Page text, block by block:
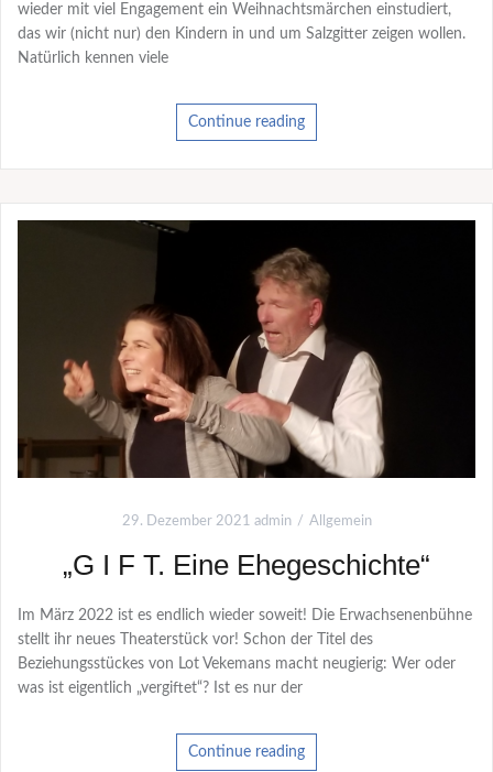
wieder mit viel Engagement ein Weihnachtsmärchen einstudiert,
das wir (nicht nur) den Kindern in und um Salzgitter zeigen wollen.
Natürlich kennen viele
Continue reading
29. Dezember 2021 admin Allgemein
„G I F T. Eine Ehegeschichte“
Im März 2022 ist es endlich wieder soweit! Die Erwachsenenbühne
stellt ihr neues Theaterstück vor! Schon der Titel des
Beziehungsstückes von Lot Vekemans macht neugierig: Wer oder
was ist eigentlich „vergiftet“? Ist es nur der
Continue reading